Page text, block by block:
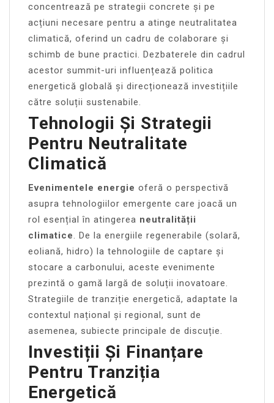
concentrează pe strategii concrete și pe
acțiuni necesare pentru a atinge neutralitatea
climatică, oferind un cadru de colaborare și
schimb de bune practici. Dezbaterele din cadrul
acestor summit-uri influențează politica
energetică globală și direcționează investițiile
către soluții sustenabile.
Tehnologii Și Strategii
Pentru Neutralitate
Climatică
Evenimentele energie oferă o perspectivă
asupra tehnologiilor emergente care joacă un
rol esențial în atingerea neutralității
climatice. De la energiile regenerabile (solară,
eoliană, hidro) la tehnologiile de captare și
stocare a carbonului, aceste evenimente
prezintă o gamă largă de soluții inovatoare.
Strategiile de tranziție energetică, adaptate la
contextul național și regional, sunt de
asemenea, subiecte principale de discuție.
Investiții Și Finanțare
Pentru Tranziția
Energetică